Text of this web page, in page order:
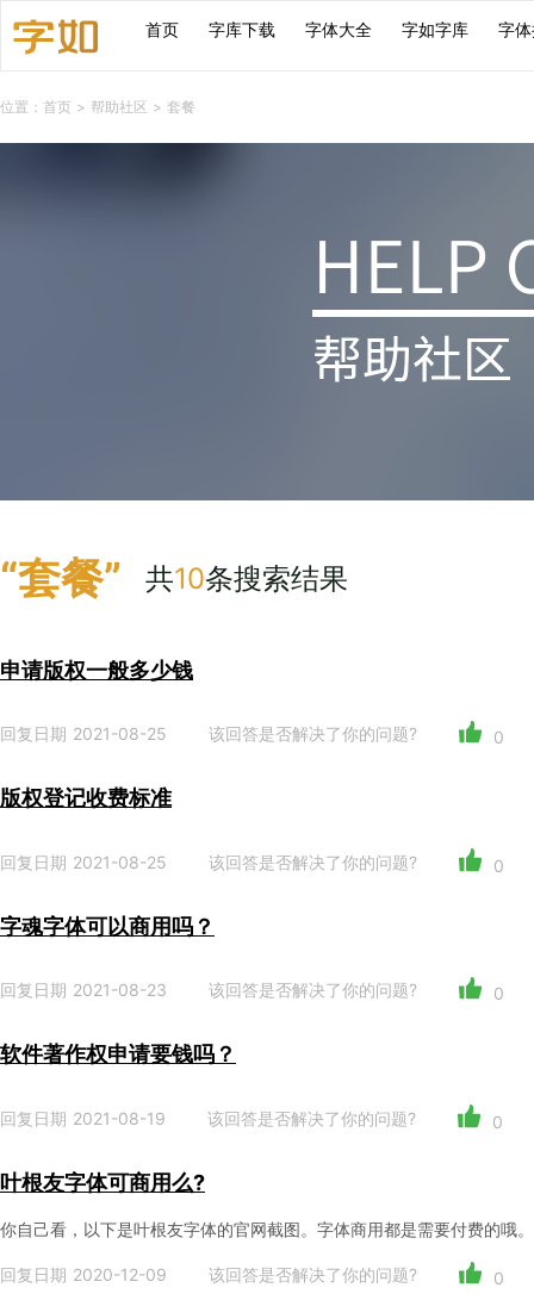
首页 字库下载 字体大全 字如字库 字
位置： 首页 > 帮助社区 > 套餐
“套餐” 共10条搜索结果
申请版权一般多少钱
回复日期 2021-08-25 该回答是否解决了你的问题? 0
版权登记收费标准
回复日期 2021-08-25 该回答是否解决了你的问题? 0
字魂字体可以商用吗？
回复日期 2021-08-23 该回答是否解决了你的问题? 0
软件著作权申请要钱吗？
回复日期 2021-08-19 该回答是否解决了你的问题? 0
叶根友字体可商用么?
你自己看，以下是叶根友字体的官网截图。字体商用​都是需要付费的哦。
回复日期 2020-12-09 该回答是否解决了你的问题? 0